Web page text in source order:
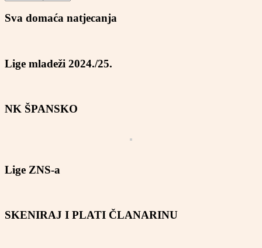
Sva domaća natjecanja
Lige mladeži 2024./25.
NK ŠPANSKO
Lige ZNS-a
SKENIRAJ I PLATI ČLANARINU